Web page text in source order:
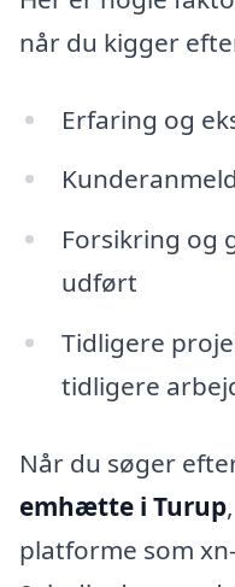
når du kigger
Erfaring og
Forsikring og
udført
Tidligere
tidligere
Når du søger
emhætte i Turup
platforme som